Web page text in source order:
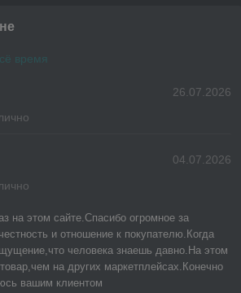
время
26.07.2026
04.07.2026
на этом сайте.Спасибо огромное за
и отношение к покупателю.Когда
человека знаешь давно.На этом
на других маркетплейсах.Конечно
вашим клиентом